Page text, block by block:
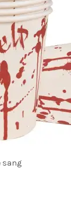
sang